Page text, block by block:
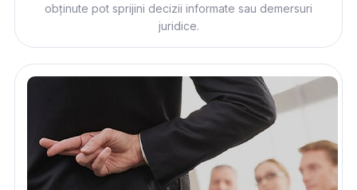
obținute pot sprijini decizii informate sau demersuri
juridice.